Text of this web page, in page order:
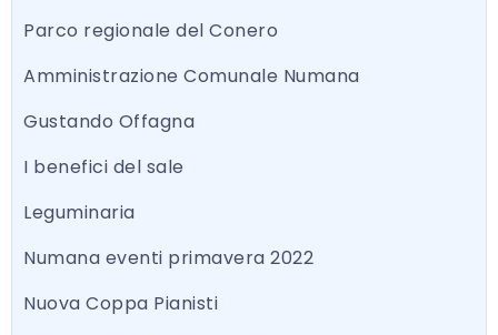
Parco regionale del Conero
Amministrazione Comunale Numana
Gustando Offagna
I benefici del sale
Leguminaria
Numana eventi primavera 2022
Nuova Coppa Pianisti